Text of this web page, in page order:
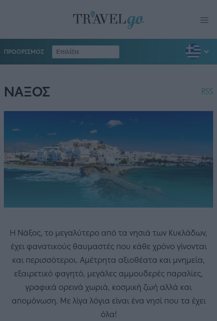
ΠΡΟΟΡΙΣΜΟΣ
ΝΑΞΟΣ RSS
Η Νάξος, το μεγαλύτερο από τα νησιά των Κυκλάδων,
έχει φανατικούς θαυμαστές που κάθε χρόνο γίνονται
και περισσότεροι. Αμέτρητα αξιοθέατα και μνημεία,
εξαιρετικό φαγητό, μεγάλες αμμουδερές παραλίες,
γραφικά ορεινά χωριά, κοσμική ζωή αλλά και
απομόνωση. Με λίγα λόγια είναι ένα νησί που τα έχει
όλα!